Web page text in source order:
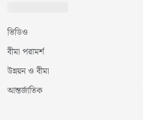
ভিডিও
বীমা পরামর্শ
উন্নয়ন ও বীমা
আন্তর্জাতিক